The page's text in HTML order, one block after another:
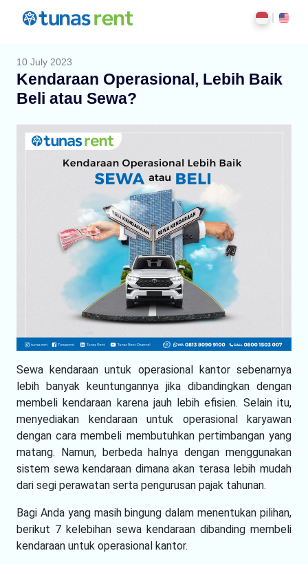
10 July 2023
Kendaraan Operasional, Lebih Baik
Beli atau Sewa?
Sewa kendaraan untuk operasional kantor sebenarnya
lebih banyak keuntungannya jika dibandingkan dengan
membeli kendaraan karena jauh lebih efisien. Selain itu,
menyediakan kendaraan untuk operasional karyawan
dengan cara membeli membutuhkan pertimbangan yang
matang. Namun, berbeda halnya dengan menggunakan
sistem sewa kendaraan dimana akan terasa lebih mudah
dari segi perawatan serta pengurusan pajak tahunan.
Bagi Anda yang masih bingung dalam menentukan pilihan,
berikut 7 kelebihan sewa kendaraan dibanding membeli
kendaraan untuk operasional kantor.